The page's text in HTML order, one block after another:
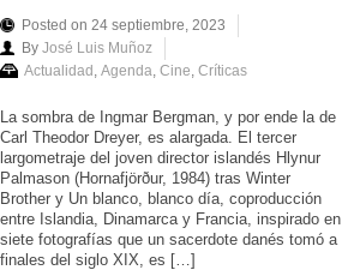
Posted on 24 septiembre, 2023
By José Luis Muñoz
Actualidad, Agenda, Cine, Críticas
La sombra de Ingmar Bergman, y por ende la de
Carl Theodor Dreyer, es alargada. El tercer
largometraje del joven director islandés Hlynur
Palmason (Hornafjörður, 1984) tras Winter
Brother y Un blanco, blanco día, coproducción
entre Islandia, Dinamarca y Francia, inspirado en
siete fotografías que un sacerdote danés tomó a
finales del siglo XIX, es […]